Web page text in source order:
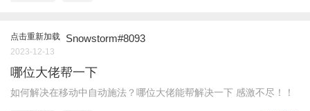
点击重新加载 Snowstorm#8093
2023-12-13
哪位大佬帮一下
如何解决在移动中自动施法？哪位大佬能帮解决一下 感激不尽！！